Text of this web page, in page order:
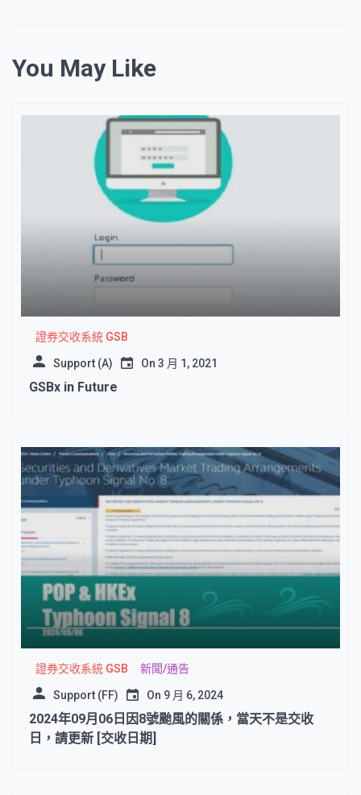
You May Like
證券交收系統 GSB
Support (A) On 3 月 1, 2021
GSBx in Future
證券交收系統 GSB 新聞/通告
Support (FF) On 9 月 6, 2024
2024年09月06日因8號颱風的關係，當天不是交收
日，請更新 [交收日期]